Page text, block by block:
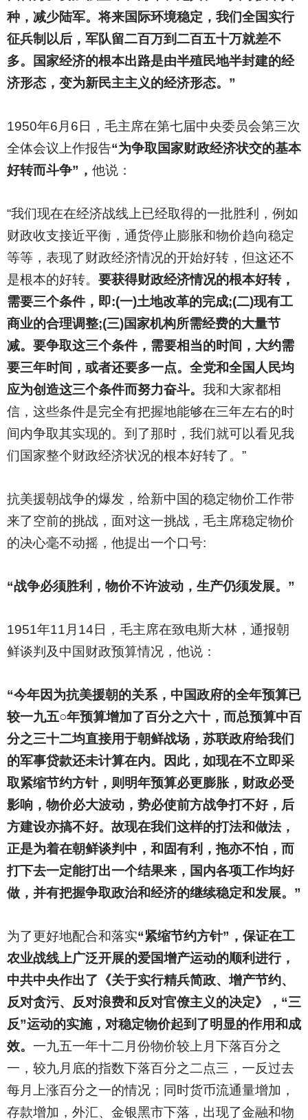
种，减少陆军。将来国际环境稳定，我们全国实行
征兵制以后，军队留二百万到二百五十万就差不
多。国家经济的根本出路是由半殖民地半封建的经
济形态，变为新民主主义的经济形态。”
1950年6月6日，毛主席在第七届中央委员会第三次
全体会议上作报告“为争取国家财政经济状交的基本
好转而斗争”， 他说：
“我们现在在经济战线上已经取得的一批胜利，例如
财政收支接近平衡，通货停止膨胀和物价趋向稳定
等等，表现了财政经济情况的开始好转，但这还不
是根本的好转。 要获得财政经济情况的根本好转，
需要三个条件，即:(一)土地改革的完成;(二)现有工
商业的合理调整;(三)国家机构所需经费的大量节
减。要争取这三个条件，需要相当的时间，大约需
要三年时间，或者还要多一点。全党和全国人民均
应为创造这三个条件而努力奋斗。 我和大家都相
信，这些条件是完全有把握地能够在三年左右的时
间内争取其实现的。到了那时，我们就可以看见我
们国家整个财政经济状况的根本好转了。”
抗美援朝战争的爆发，给新中国的稳定物价工作带
来了空前的挑战，面对这一挑战，毛主席稳定物价
的决心毫不动摇，他提出一个口号:
“战争必须胜利，物价不许波动，生产仍须发展。”
1951年11月14日，毛主席在致电斯大林，通报朝
鲜谈判及中国财政预算情况，他说：
“今年因为抗美援朝的关系，中国政府的全年预算已
较一九五○年预算增加了百分之六十，而总预算中百
分之三十二均直接用于朝鲜战场，苏联政府给我们
的军事贷款还未计算在内。因此，如现在不立即采
取紧缩节约方针，则明年预算必更膨胀，财政必受
影响，物价必大波动，势必使前方战争打不好，后
方建设亦搞不好。故现在我们这样的打法和做法，
正是为着在朝鲜谈判中，和固有利，拖亦不怕，而
打下去一定能打出一个结果来，国内各项工作均好
做，并有把握争取政治和经济的继续稳定和发展。”
为了更好地配合和落实“紧缩节约方针”，保证在工
农业战线上广泛开展的爱国增产运动的顺利进行，
中共中央作出了《关于实行精兵简政、增产节约、
反对贪污、反对浪费和反对官僚主义的决定》，“三
反”运动的实施，对稳定物价起到了明显的作用和成
效。 一九五一年十二月份物价较上月下落百分之
一，较九月底的指数下落百分之二点三，一反过去
每月上涨百分之一的情况；同时货币流通量增加，
存款增加，外汇、金银黑市下落，出现了金融和物